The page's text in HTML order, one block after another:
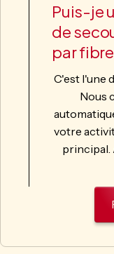
Puis-je
de
par
C'est l'une
Nous
votre
principal.